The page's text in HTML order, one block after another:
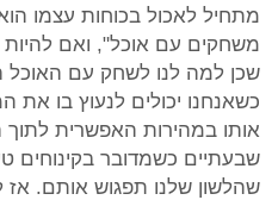
מתחיל לאכול בכוחות עצמו
משחקים עם אוכל", ואם להיות
שכן למה לנו לשחק עם האוכל
כשאנחנו יכולים לנעוץ בו את
אותו במהירות האפשרית לתוך
שבעתיים כשמדובר בקינוחים
שהלשון שלנו תפגוש אותם.